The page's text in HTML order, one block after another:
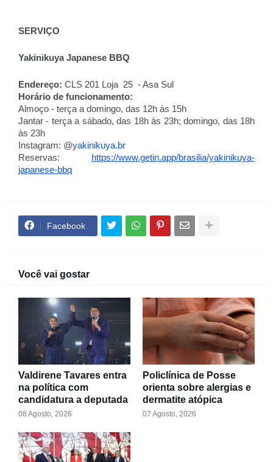
SERVIÇO
Yakinikuya Japanese BBQ
Endereço: CLS 201 Loja  25  - Asa Sul
Horário de funcionamento:
Almoço - terça a domingo, das 12h às 15h
Jantar - terça a sábado, das 18h às 23h; domingo, das 18h
às 23h
Instagram: @yakinikuya.br
Reservas:
https://www.getin.app/brasilia/yakinikuya-
japanese-bbq
Facebook
Você vai gostar
Valdirene Tavares entra
na política com
candidatura a deputada
08 Agosto, 2026
Policlínica de Posse
orienta sobre alergias e
dermatite atópica
07 Agosto, 2026